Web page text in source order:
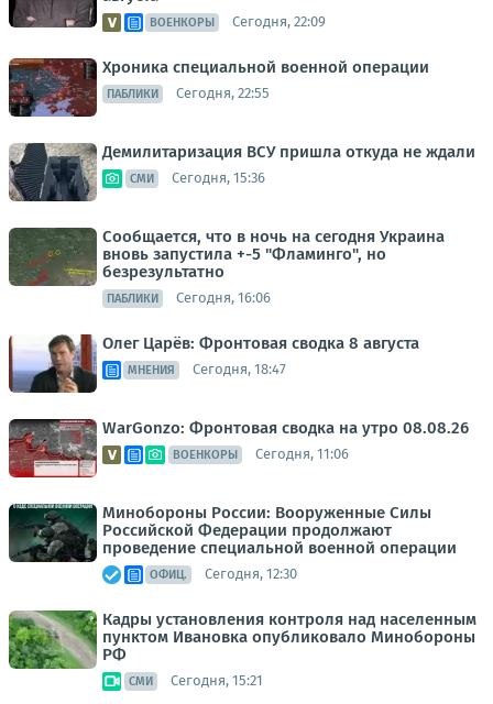
ВОЕНКОРЫ Сегодня, 22:09
Хроника специальной военной операции
ПАБЛИКИ Сегодня, 22:55
Демилитаризация ВСУ пришла откуда не ждали
СМИ Сегодня, 15:36
Сообщается, что в ночь на сегодня Украина
вновь запустила +-5 "Фламинго", но
безрезультатно
ПАБЛИКИ Сегодня, 16:06
Олег Царёв: Фронтовая сводка 8 августа
МНЕНИЯ Сегодня, 18:47
WarGonzo: Фронтовая сводка на утро 08.08.26
ВОЕНКОРЫ Сегодня, 11:06
Минобороны России: Вооруженные Силы
Российской Федерации продолжают
проведение специальной военной операции
ОФИЦ. Сегодня, 12:30
Кадры установления контроля над населенным
пунктом Ивановка опубликовало Минобороны
РФ
СМИ Сегодня, 15:21